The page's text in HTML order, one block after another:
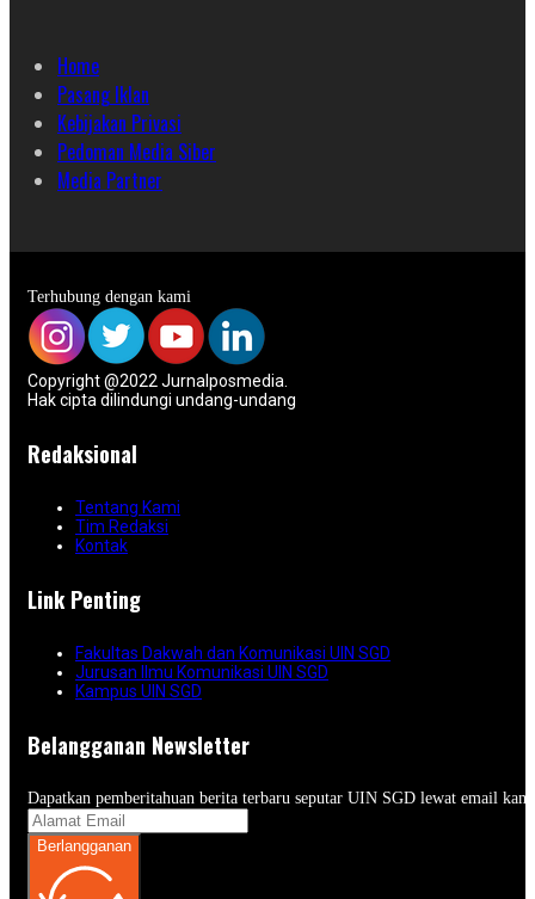
Home
Pasang Iklan
Kebijakan Privasi
Pedoman Media Siber
Media Partner
Terhubung dengan kami
Copyright @2022 Jurnalposmedia.
Hak cipta dilindungi undang-undang
Redaksional
Tentang Kami
Tim Redaksi
Kontak
Link Penting
Fakultas Dakwah dan Komunikasi UIN SGD
Jurusan Ilmu Komunikasi UIN SGD
Kampus UIN SGD
Belangganan Newsletter
Dapatkan pemberitahuan berita terbaru seputar UIN SGD lewat email
Berlangganan